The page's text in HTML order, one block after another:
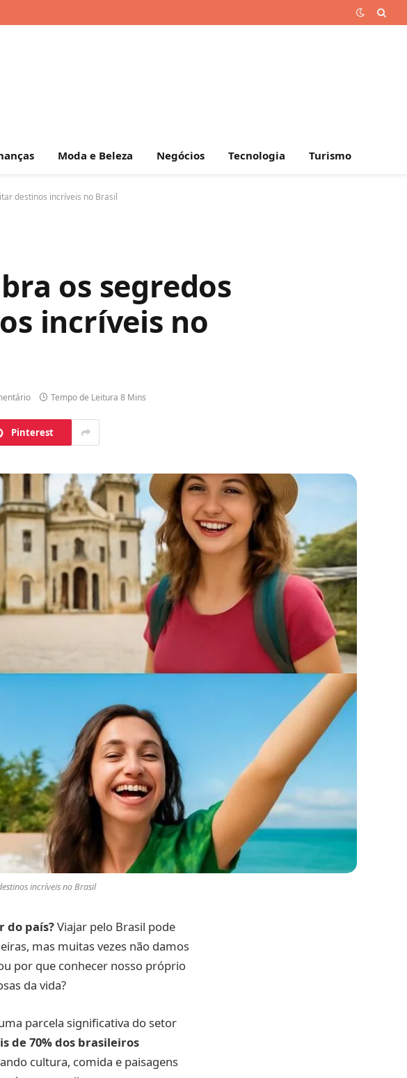
Moda e Beleza Negócios Tecnologia Turismo
destinos incríveis no Brasil
os segredos
incríveis no
Tempo de Leitura 8 Mins
Pinterest
incríveis no Brasil
do país?Viajar pelo Brasil pode
mas muitas vezes não damos
por que conhecer nosso próprio
da vida?
parcela significativa do setor
de 70% dos brasileiros
cultura, comida e paisagens